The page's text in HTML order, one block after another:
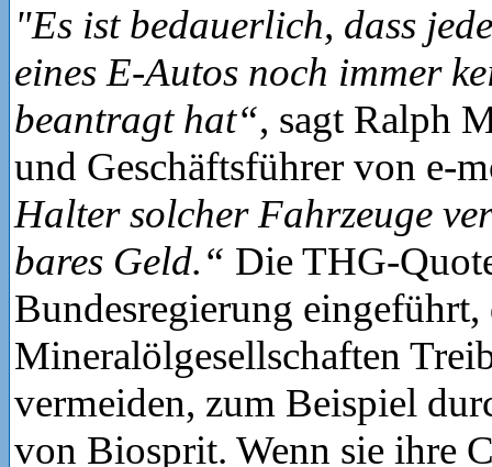
"Es ist bedauerlich, dass
eines E-Autos noch immer
beantragt hat“, sagt Ralph
und Geschäftsführer von e-
Halter solcher Fahrzeuge
bares Geld.“ Die THG-
Bundesregierung eingeführt,
Mineralölgesellschaften
vermeiden, zum Beispiel
von Biosprit. Wenn sie ihre